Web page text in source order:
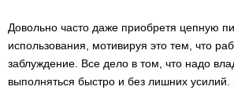
Довольно часто даже приобретя цепную
использования, мотивируя это тем, что
заблуждение. Все дело в том, что надо
выполняться быстро и без лишних